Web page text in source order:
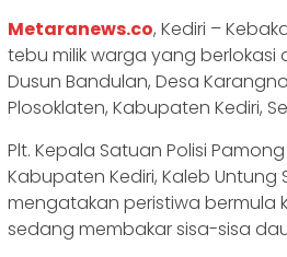
Metaranews.co, Kediri –
tebu milik warga yang berlokasi
Dusun Bandulan, Desa
Plosoklaten, Kabupaten Kediri,
‎Plt. Kepala Satuan Polisi
Kabupaten Kediri, Kaleb Untung
mengatakan peristiwa bermula
sedang membakar sisa-sisa